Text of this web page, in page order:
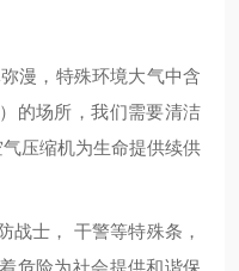
漫，特殊环境大气中含
的场所，我们需要清洁
压缩机为生命提供续供
战士， 干警等特殊条，
危险为社会提供和谐保